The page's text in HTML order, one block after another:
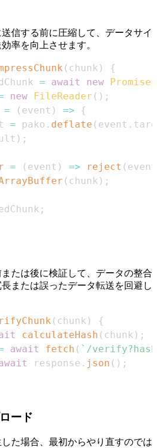
信する前に圧縮して、データサイ
率を向上させます。
( chunk )
{
= await new Promise
new FileReader ( ) ;
= ( event ) =>
{
= pako . deflate ( event .
) ;
= ( event ) => reject ( event
( chunk ) ;
;
たは後に検証して、データの整合
または誤ったデータ転送を回避し
( chunk )
{
calculateHash ( chunk ) ;
await fetch ( ` /
response . json ( ) ;
ード
た場合、最初からやり直すのでは